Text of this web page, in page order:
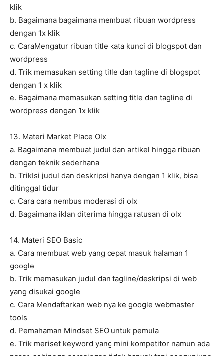
klik
b. Bagaimana bagaimana membuat ribuan wordpress
dengan 1x klik
c. CaraMengatur ribuan title kata kunci di blogspot dan
wordpress
d. Trik memasukan setting title dan tagline di blogspot
dengan 1 x klik
e. Bagaimana memasukan setting title dan tagline di
wordpress dengan 1x klik
13. Materi Market Place Olx
a. Bagaimana membuat judul dan artikel hingga ribuan
dengan teknik sederhana
b. TrikIsi judul dan deskripsi hanya dengan 1 klik, bisa
ditinggal tidur
c. Cara cara nembus moderasi di olx
d. Bagaimana iklan diterima hingga ratusan di olx
14. Materi SEO Basic
a. Cara membuat web yang cepat masuk halaman 1
google
b. Trik memasukan judul dan tagline/deskripsi di web
yang disukai google
c. Cara Mendaftarkan web nya ke google webmaster
tools
d. Pemahaman Mindset SEO untuk pemula
e. Trik meriset keyword yang mini kompetitor namun ada